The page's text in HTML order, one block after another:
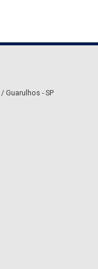
/ Guarulhos - SP